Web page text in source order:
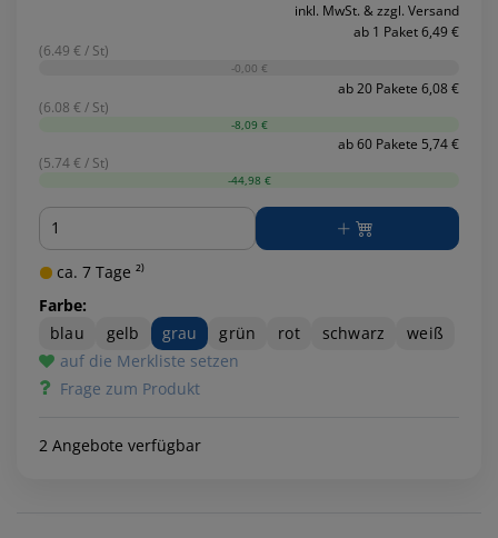
inkl. MwSt. & zzgl. Versand
ab 1 Paket 6,49 €
(6.49 € / St)
-0,00 €
ab 20 Pakete 6,08 €
(6.08 € / St)
-8,09 €
ab 60 Pakete 5,74 €
(5.74 € / St)
-44,98 €
Menge
ca. 7 Tage ²⁾
Farbe:
blau
gelb grau grün rot schwarz
weiß
auf die Merkliste setzen
Frage zum Produkt
2 Angebote verfügbar